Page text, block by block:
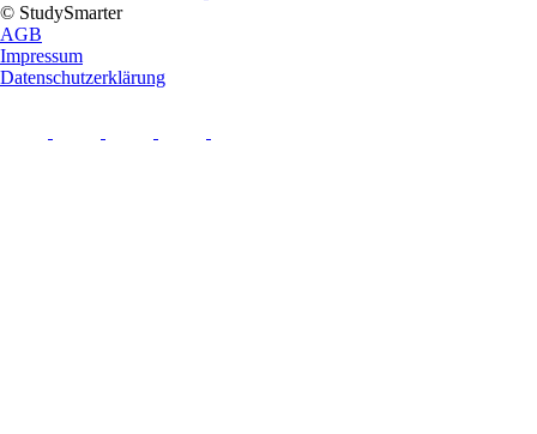
© StudySmarter
AGB
Impressum
Datenschutzerklärung